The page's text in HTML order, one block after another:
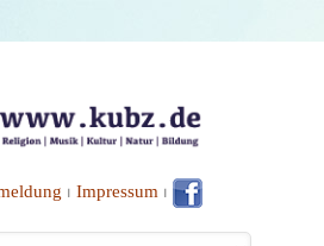
⏐ Impressum ⏐